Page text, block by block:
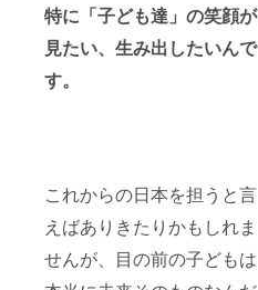
特に「子ども達」の笑顔が
見たい、生み出したいんで
す。
これからの日本を担うと言
えばありきたりかもしれま
せんが、目の前の子どもは